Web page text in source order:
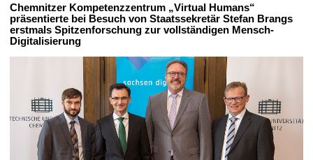
Chemnitzer Kompetenzzentrum „Virtual Humans“
präsentierte bei Besuch von Staatssekretär Stefan Brangs
erstmals Spitzenforschung zur vollständigen Mensch-
Digitalisierung